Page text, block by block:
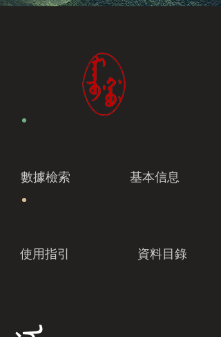
數據檢索 基本信息
使用指引 資料目錄